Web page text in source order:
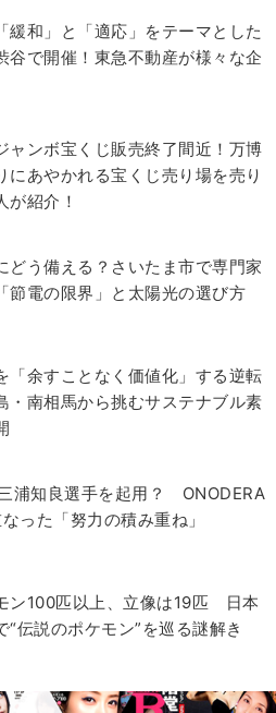
緩和」と「適応」をテーマとした
谷で開催！東急不動産が様々な企
ャンボ宝くじ販売終了間近！万博
にあやかれる宝くじ売り場を売り
が紹介！
どう備える？さいたま市で専門家
節電の限界」と太陽光の選び方
「余すことなく価値化」する逆転
・南相馬から挑むサステナブル素
浦知良選手を起用？ ONODERA
った「努力の積み重ね」
ン100匹以上、立像は19匹 日本
“伝説のポケモン”を巡る謎解き